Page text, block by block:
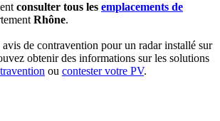
consulter tous les emplacements de
Rhône.
de contravention pour un radar installé sur
obtenir des informations sur les solutions
ou contester votre PV.